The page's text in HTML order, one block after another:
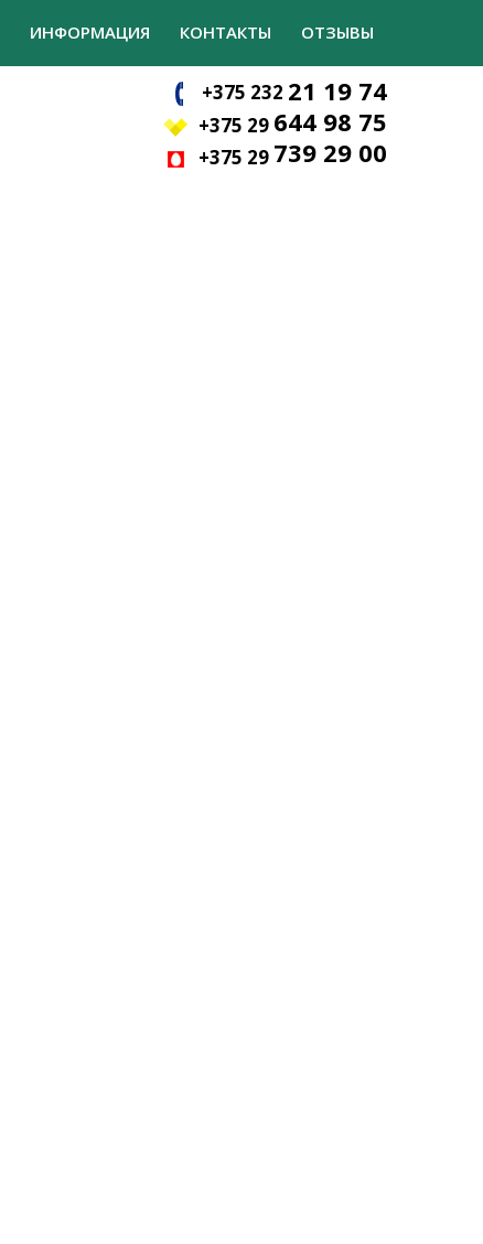
ИНФОРМАЦИЯ КОНТАКТЫ ОТЗЫВЫ
+375 232 21 19 74
+375 29 644 98 75
+375 29 739 29 00